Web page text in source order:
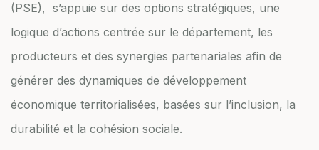
(PSE), s’appuie sur des options stratégiques, une
logique d’actions centrée sur le département, les
producteurs et des synergies partenariales afin de
générer des dynamiques de développement
économique territorialisées, basées sur l’inclusion, la
durabilité et la cohésion sociale.